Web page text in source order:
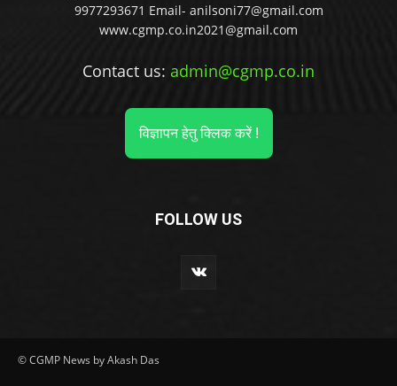
9977293671 Email- anilsoni77@gmail.com
www.cgmp.co.in2021@gmail.com
Contact us: admin@cgmp.co.in
विज्ञापन हेतु क्लिक करें !
FOLLOW US
© CGMP News by Akash Das